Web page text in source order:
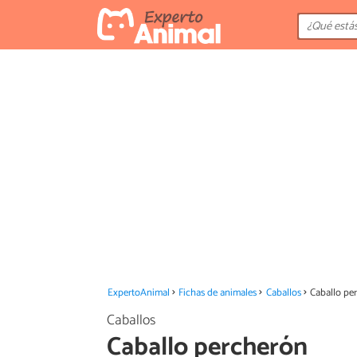
ExpertoAnimal Fichas de animales Caballos Caballo
Caballos
Caballo percherón